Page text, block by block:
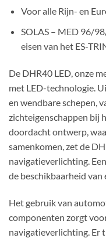
Voor alle Rijn- en
SOLAS – MED 96/
eisen van het ES-
De DHR40 LED, onze
met LED-technologie.
en wendbare schepen,
zichteigenschappen bij
doordacht ontwerp,
samenkomen, zet de
navigatieverlichting.
de beschikbaarheid van
Het gebruik van
componenten zorgt
navigatieverlichting. Er